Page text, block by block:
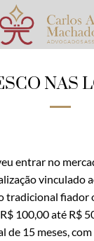
NAS
entrar no
vinculado
tradicional fiador
100,00 até R$
de 15 meses,